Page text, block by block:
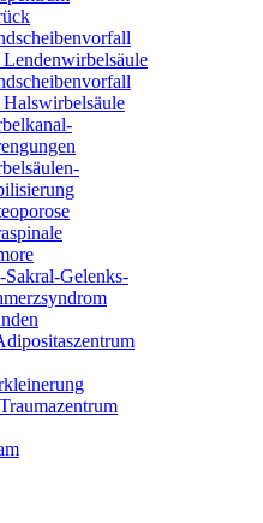
Lendenwirbelsäule
Halswirbelsäule
Gelenks-